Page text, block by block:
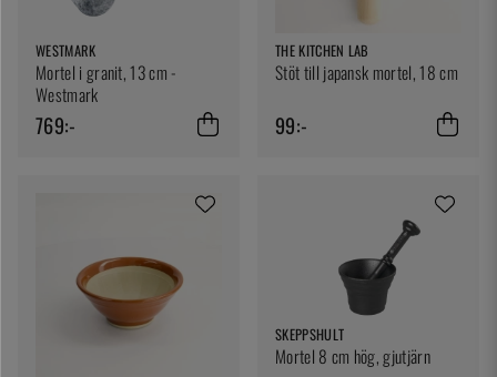
WESTMARK
Mortel i granit, 13 cm -
Westmark
769:-
THE KITCHEN LAB
Stöt till japansk mortel, 18 cm
99:-
SKEPPSHULT
Mortel 8 cm hög, gjutjärn